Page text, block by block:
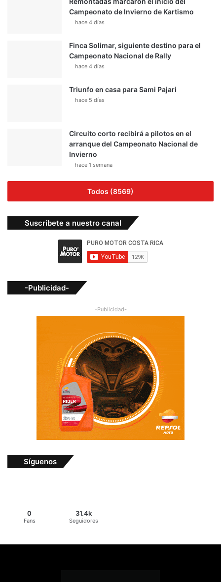
Campeonato de Invierno de Kartismo
hace 4 días
Finca Solimar, siguiente destino para el
Campeonato Nacional de Rally
hace 4 días
Triunfo en casa para Sami Pajari
hace 5 días
Circuito corto recibirá a pilotos en el
arranque del Campeonato Nacional de
Invierno
hace 1 semana
Todos (8569)
Suscríbete a nuestro canal
-Publicidad-
-Publicidad-
Síguenos
0
Fans
31.4k
Seguidores